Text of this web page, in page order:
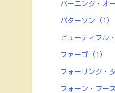
バーニング・オ
パターソン (1)
ビューティフル
ファーゴ (1)
フォーリング・
フォーン・ブー